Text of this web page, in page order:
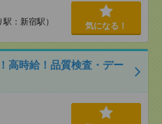
：新宿駅） 気になる！
高時給！品質検査・デー